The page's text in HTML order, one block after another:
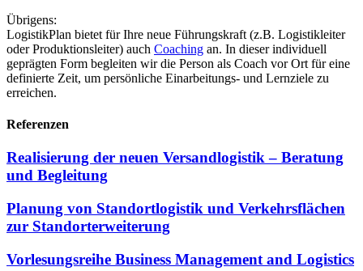
Übrigens:
LogistikPlan bietet für Ihre neue Führungskraft (z.B. Logistikleiter
oder Produktionsleiter) auch Coaching an. In dieser individuell
geprägten Form begleiten wir die Person als Coach vor Ort für eine
definierte Zeit, um persönliche Einarbeitungs- und Lernziele zu
erreichen.
Referenzen
Realisierung der neuen Versandlogistik – Beratung
und Begleitung
Planung von Standortlogistik und Verkehrsflächen
zur Standorterweiterung
Vorlesungsreihe Business Management and Logistics